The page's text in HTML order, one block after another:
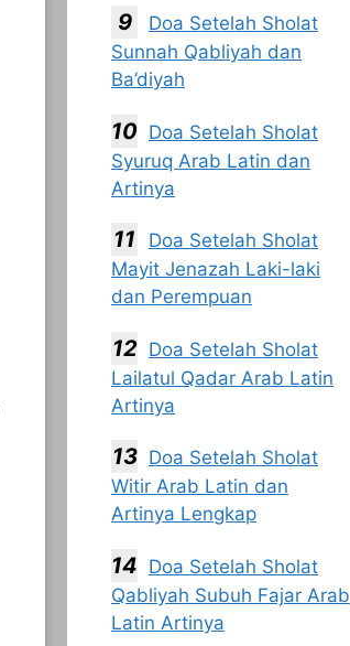
Doa Setelah Sholat
Sunnah Qabliyah dan
Ba’diyah
Doa Setelah Sholat
Syuruq Arab Latin dan
Artinya
Doa Setelah Sholat
Mayit Jenazah Laki-laki
dan Perempuan
Doa Setelah Sholat
Lailatul Qadar Arab Latin
Artinya
Doa Setelah Sholat
Witir Arab Latin dan
Artinya Lengkap
Doa Setelah Sholat
Qabliyah Subuh Fajar Arab
Latin Artinya